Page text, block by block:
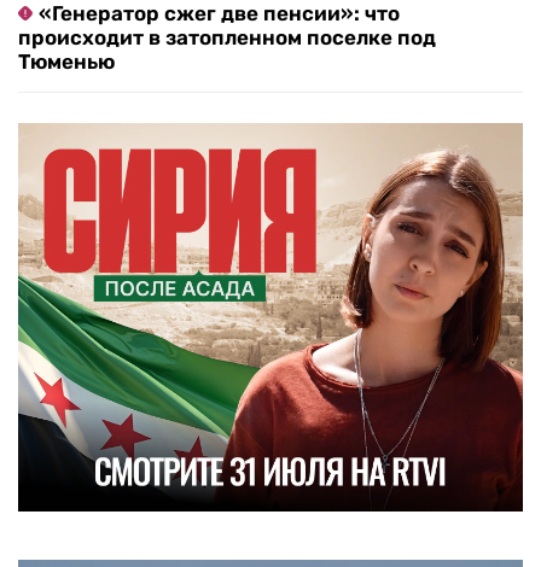
«Генератор сжег две пенсии»: что
происходит в затопленном поселке под
Тюменью